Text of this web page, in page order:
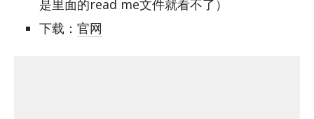
是里面的read me文件就看不了）
下载： 官网